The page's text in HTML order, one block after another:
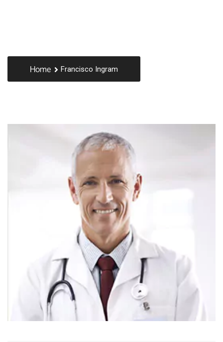
Home Francisco Ingram